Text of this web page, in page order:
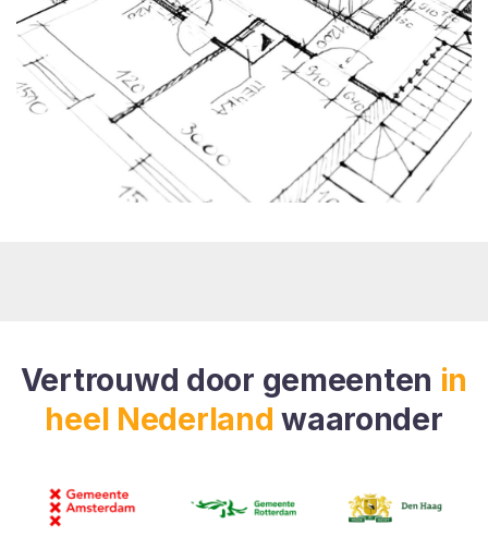
Vertrouwd door gemeenten in
heel Nederlandwaaronder